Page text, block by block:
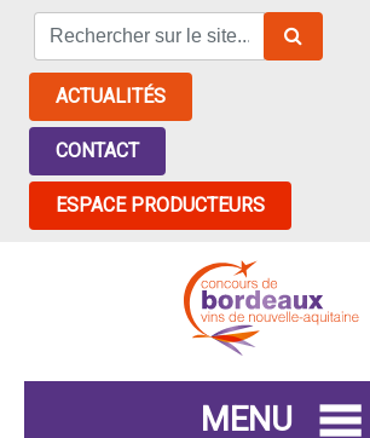
ACTUALITÉS
CONTACT
ESPACE PRODUCTEURS
MENU